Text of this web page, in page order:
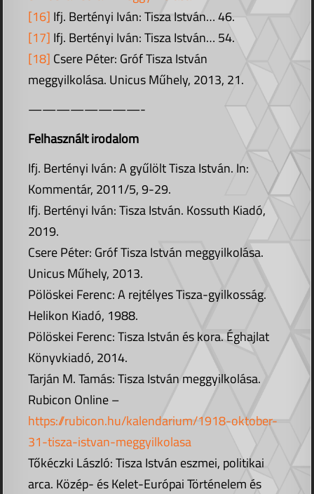
[16] Ifj. Bertényi Iván: Tisza István… 46.
[17] Ifj. Bertényi Iván: Tisza István… 54.
[18] Csere Péter: Gróf Tisza István
meggyilkolása. Unicus Műhely, 2013, 21.
————————-
Felhasznált irodalom
Ifj. Bertényi Iván: A gyűlölt Tisza István. In:
Kommentár, 2011/5, 9-29.
Ifj. Bertényi Iván: Tisza István. Kossuth Kiadó,
2019.
Csere Péter: Gróf Tisza István meggyilkolása.
Unicus Műhely, 2013.
Pölöskei Ferenc: A rejtélyes Tisza-gyilkosság.
Helikon Kiadó, 1988.
Pölöskei Ferenc: Tisza István és kora. Éghajlat
Könyvkiadó, 2014.
Tarján M. Tamás: Tisza István meggyilkolása.
Rubicon Online –
https://rubicon.hu/kalendarium/1918-oktober-
31-tisza-istvan-meggyilkolasa
Tőkéczki László: Tisza István eszmei, politikai
arca. Közép- és Kelet-Európai Történelem és